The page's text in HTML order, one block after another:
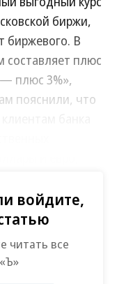
биржи,
биржевого. В
составляет плюс
— плюс 3%»,
пояснили, что
рынке, в
банк
услугу. «В
войдите,
читать все